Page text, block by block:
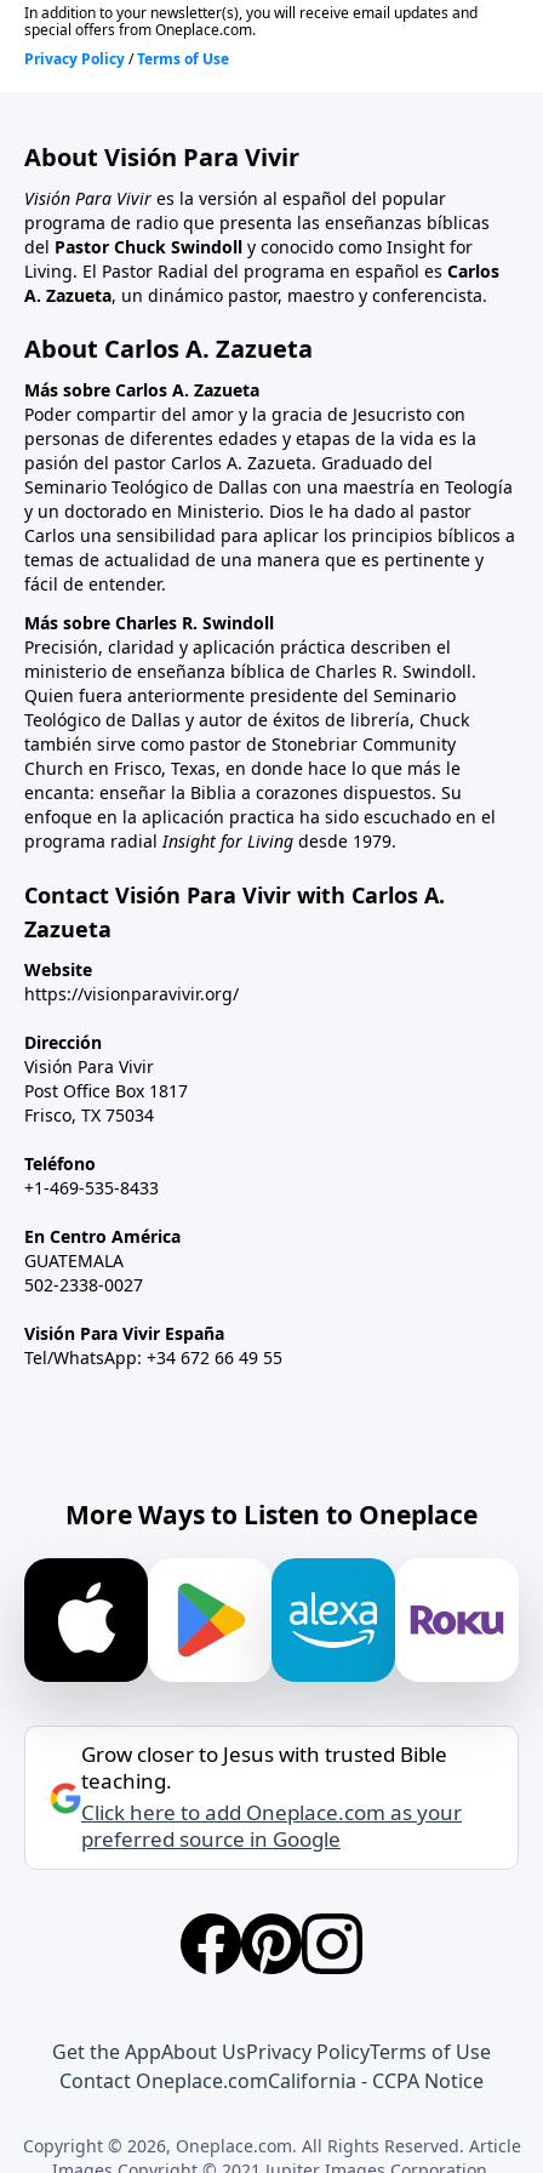
About Visión Para Vivir
Visión Para Vivir es la versión al español del popular
programa de radio que presenta las enseñanzas bíblicas
del Pastor Chuck Swindoll y conocido como Insight for
Living. El Pastor Radial del programa en español es Carlos
A. Zazueta, un dinámico pastor, maestro y conferencista.
About Carlos A. Zazueta
Más sobre Carlos A. Zazueta
Poder compartir del amor y la gracia de Jesucristo con
personas de diferentes edades y etapas de la vida es la
pasión del pastor Carlos A. Zazueta. Graduado del
Seminario Teológico de Dallas con una maestría en Teología
y un doctorado en Ministerio. Dios le ha dado al pastor
Carlos una sensibilidad para aplicar los principios bíblicos a
temas de actualidad de una manera que es pertinente y
fácil de entender.
Más sobre Charles R. Swindoll
Precisión, claridad y aplicación práctica describen el
ministerio de enseñanza bíblica de Charles R. Swindoll.
Quien fuera anteriormente presidente del Seminario
Teológico de Dallas y autor de éxitos de librería, Chuck
también sirve como pastor de Stonebriar Community
Church en Frisco, Texas, en donde hace lo que más le
encanta: enseñar la Biblia a corazones dispuestos. Su
enfoque en la aplicación practica ha sido escuchado en el
programa radialInsight for Living desde 1979.
Contact Visión Para Vivir with Carlos A.
Zazueta
Website
https://visionparavivir.org/
Dirección
Visión Para Vivir
Post Office Box 1817
Frisco, TX 75034
Teléfono
+1-469-535-8433
En Centro América
GUATEMALA
502-2338-0027
Visión Para Vivir España
Tel/WhatsApp: +34 672 66 49 55
More Ways to Listen to Oneplace
Grow closer to Jesus with trusted Bible
teaching.
Click here to add Oneplace.com as your
preferred source in Google
Get the AppAbout UsPrivacy PolicyTerms of Use
Contact Oneplace.comCalifornia - CCPA Notice
Copyright © 2026, Oneplace.com. All Rights Reserved. Article